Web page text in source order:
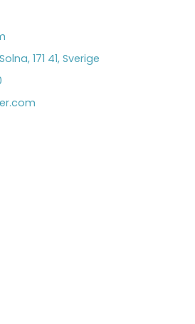
171 41, Sverige